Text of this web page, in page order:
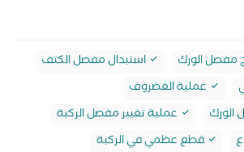
مفصل الورك
استبدال مفصل الكتف
عملية الغضروف
الورك
عملية تغيير مفصل الركبة
قطع عظمي في الركبة